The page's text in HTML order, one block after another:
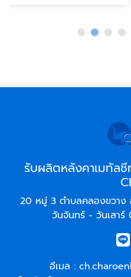
รับผลิตหลังคาเมทัล
20 หมู่ 3 ตำบลคลองขวาง
วันจันทร์ - วันเสา
อีเมล :